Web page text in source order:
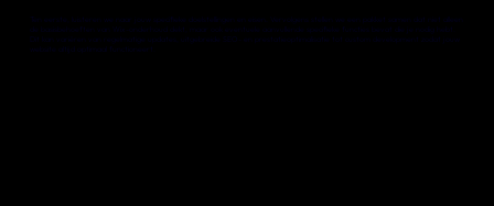
Ten eerste, luisteren we naar jouw specifieke doelstellingen en eisen. Vervolgens stellen we een pakket samen dat niet alleen
de basisbehoeften van Wix-onderhoud dekt, maar ook eventuele aanvullende specifieke functies bevat die je nodig hebt.
Dit kan variëren van regelmatige updates, uitgebreide SEO- en prestatieoptimalisatie tot custom development zodat jouw
website altijd optimaal functioneert.